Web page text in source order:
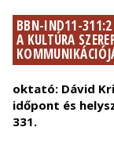
BBN-IND11-
A KULTÚRA
oktató: Dávid
időpont és
331.